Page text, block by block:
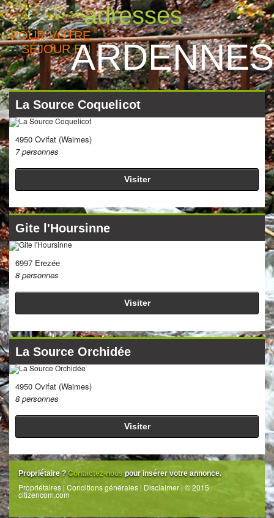
adresses
POUR VOTRE
SÉJOUR ENARDENNES
La Source Coquelicot
4950 Ovifat (Waimes)
7 personnes
Visiter
Gite l'Hoursinne
6997 Erezée
8 personnes
Visiter
La Source Orchidée
4950 Ovifat (Waimes)
8 personnes
Visiter
Propriétaire ?Contactez-nouspour insérer votre annonce.
Propriétaires | Conditions générales | Disclaimer | © 2015
citizencom.com